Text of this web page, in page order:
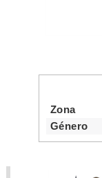
Zona
Género